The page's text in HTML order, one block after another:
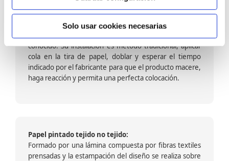
Solo usar cookies necesarias
Papel pintado calidad papel:
Formado por una capa de papel sobre un soporte de
conocido. Su instalación es método tradicional, aplicar
cola en la tira de papel, doblar y esperar el tiempo
indicado por el fabricante para que el producto macere,
haga reacción y permita una perfecta colocación.
Papel pintado tejido no tejido:
Formado por una lámina compuesta por fibras textiles
prensadas y la estampación del diseño se realiza sobre